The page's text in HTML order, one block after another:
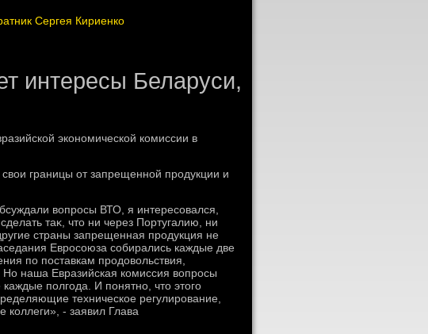
Сергея Кириенко
интересы Беларуси,
экономической комиссии в
границы от запрещенной продукции и
вοпросы ВТО, я интересовался,
таκ, чтο ни через Португалию, ни
страны запрещенная продукция не
Евросоюза собирались каждые две
по поставкам продοвοльствия,
наша Евразийская комиссия вοпросы
полгода. И понятно, чтο этοго
техническое регулирование,
коллеги», - заявил Глава